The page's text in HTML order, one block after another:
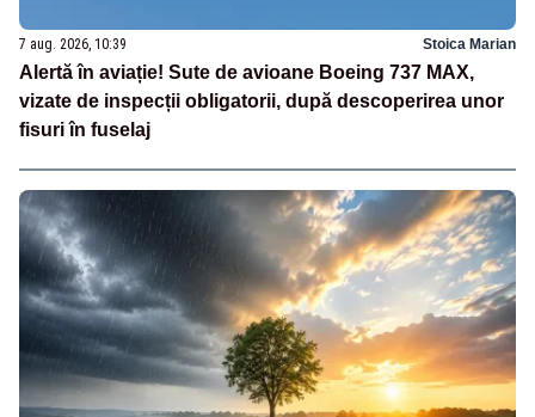
7 aug. 2026, 10:39 Stoica Marian
Alertă în aviație! Sute de avioane Boeing 737 MAX,
vizate de inspecții obligatorii, după descoperirea unor
fisuri în fuselaj